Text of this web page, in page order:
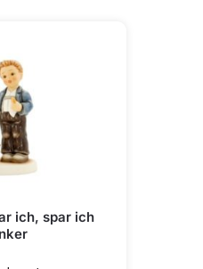
ich, spar ich